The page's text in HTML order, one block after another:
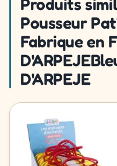
Produits
Pousseur
Fabrique en
D'ARPEJE